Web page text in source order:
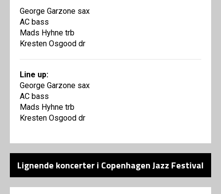
George Garzone sax
AC bass
Mads Hyhne trb
Kresten Osgood dr
Line up:
George Garzone sax
AC bass
Mads Hyhne trb
Kresten Osgood dr
Lignende koncerter i Copenhagen Jazz Festival